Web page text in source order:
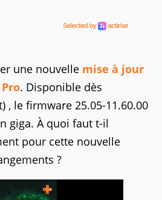
une nouvelle mise à jour
Pro. Disponible dès
, le firmware 25.05-11.60.00
giga. À quoi faut t-il
pour cette nouvelle
?